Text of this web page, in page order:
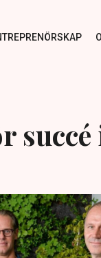
succé